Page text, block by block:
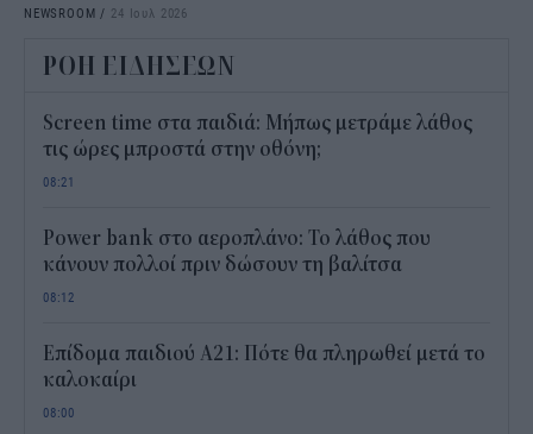
NEWSROOM / 24 Ιουλ 2026
ΡΟΗ ΕΙΔΗΣΕΩΝ
Screen time στα παιδιά: Μήπως μετράμε λάθος
τις ώρες μπροστά στην οθόνη;
08:21
Power bank στο αεροπλάνο: Το λάθος που
κάνουν πολλοί πριν δώσουν τη βαλίτσα
08:12
Επίδομα παιδιού Α21: Πότε θα πληρωθεί μετά το
καλοκαίρι
08:00